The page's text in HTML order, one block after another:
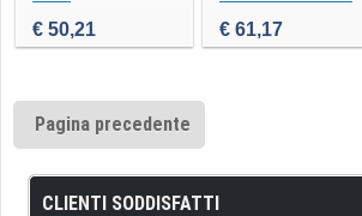
€ 50,21 € 61,17
Pagina precedente
CLIENTI SODDISFATTI